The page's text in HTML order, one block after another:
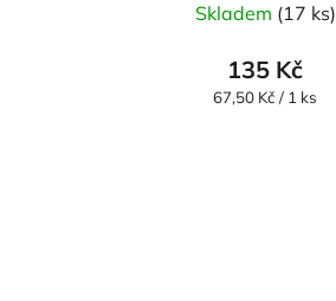
Skladem (17 ks)
135 Kč
Měrná
67,50 Kč / 1 ks